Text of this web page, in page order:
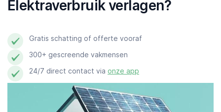
ES
Loodgieter
Slotenmaker
Witgoedmonteur
Elektraverbruik verlagen?
Gratis schatting of offerte vooraf
300+ gescreende vakmensen
24/7 direct contact via onze app